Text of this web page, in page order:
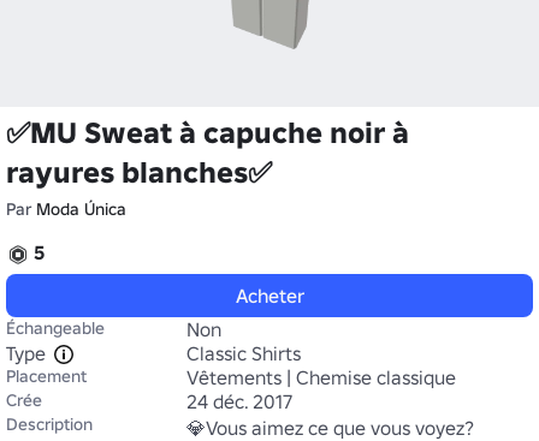
✅MU Sweat à capuche noir à
rayures blanches✅
Par Moda Única
5
Acheter
Échangeable
Non
Type
Classic Shirts
Placement Vêtements | Chemise classique
Crée 24 déc. 2017
Description
💎Vous aimez ce que vous voyez?